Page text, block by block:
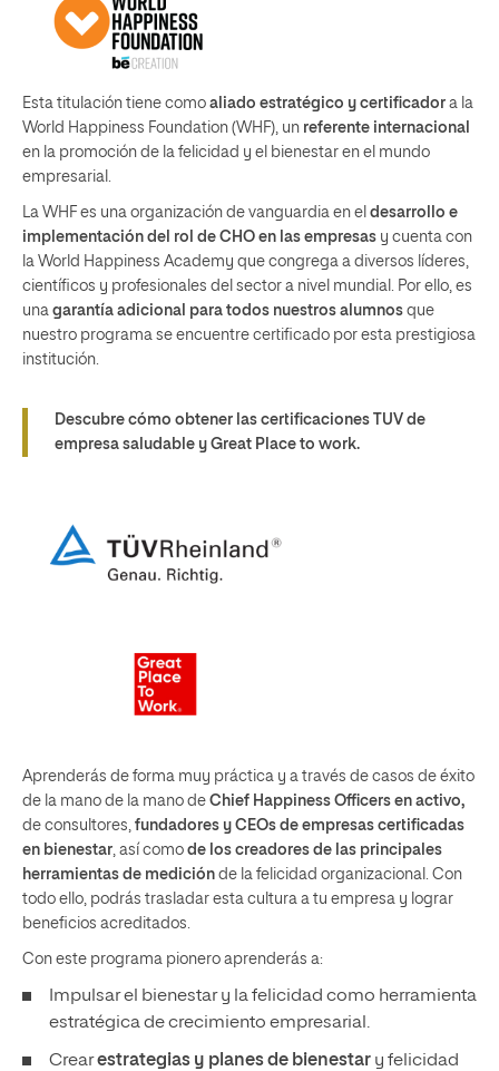
Esta titulación tiene como aliado estratégico y certificador a la
World Happiness Foundation (WHF), un referente internacional
en la promoción de la felicidad y el bienestar en el mundo
empresarial.
La WHF es una organización de vanguardia en el desarrollo e
implementación del rol de CHO en las empresas y cuenta con
la World Happiness Academy que congrega a diversos líderes,
científicos y profesionales del sector a nivel mundial. Por ello, es
una garantía adicional para todos nuestros alumnos que
nuestro programa se encuentre certificado por esta prestigiosa
institución.
Descubre cómo obtener las certificaciones TUV de
empresa saludable y Great Place to work.
Aprenderás de forma muy práctica y a través de casos de éxito
de la mano de la mano de Chief Happiness Officers en activo,
de consultores, fundadores y CEOs de empresas certificadas
en bienestar, así como de los creadores de las principales
herramientas de medición de la felicidad organizacional. Con
todo ello, podrás trasladar esta cultura a tu empresa y lograr
beneficios acreditados.
Con este programa pionero aprenderás a:
Impulsar el bienestar y la felicidad como herramienta
estratégica de crecimiento empresarial.
Crearestrategias y planes de bienestar y felicidad